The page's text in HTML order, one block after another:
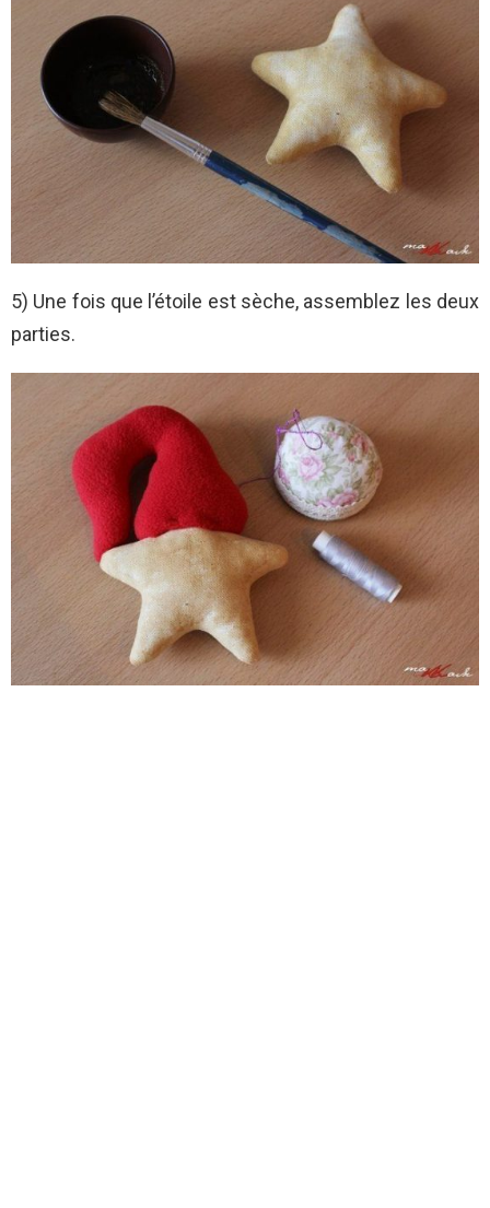
5) Une fois que l’étoile est sèche, assemblez les deux
parties.